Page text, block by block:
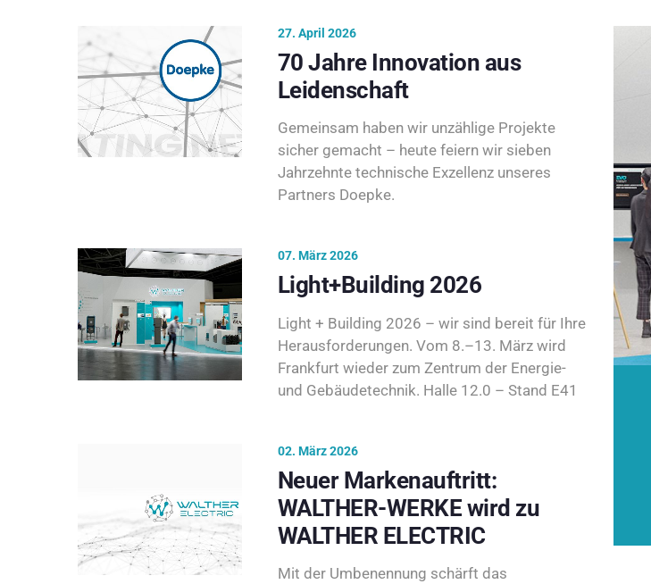
27. April 2026
70 Jahre Innovation aus
Leidenschaft
Gemeinsam haben wir unzählige Projekte
sicher gemacht – heute feiern wir sieben
Jahrzehnte technische Exzellenz unseres
Partners Doepke.
07. März 2026
Light+Building 2026
Light + Building 2026 – wir sind bereit für Ihre
Herausforderungen. Vom 8.–13. März wird
Frankfurt wieder zum Zentrum der Energie-
und Gebäudetechnik. Halle 12.0 – Stand E41
02. März 2026
Neuer Markenauftritt:
WALTHER-WERKE wird zu
WALTHER ELECTRIC
Mit der Umbenennung schärft das